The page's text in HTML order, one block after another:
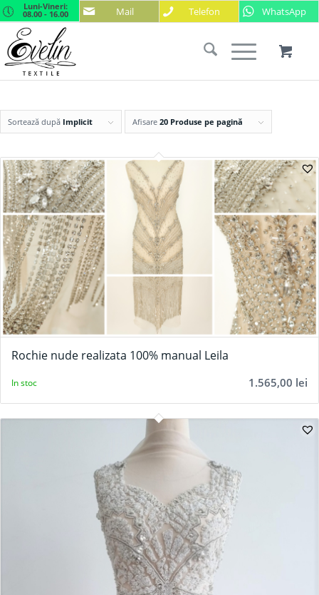
Mail Telefon WhatsApp
Luni-Vineri:
08.00 - 16.00
Sortează după Implicit Afisare 20 Produse pe pagină
Rochie nude realizata 100% manual Leila
1.565,00 lei
In stoc